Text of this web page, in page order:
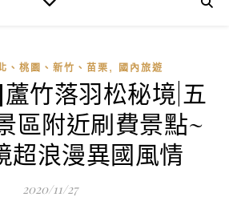
、桃園、新竹、苗栗 , 國內旅遊
竹落羽松秘境|五
區附近刷費景點~
超浪漫異國風情
2020/11/27